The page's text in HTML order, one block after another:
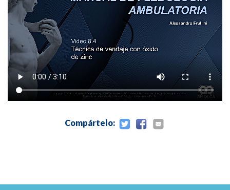
Compártelo:
14 -Ablación Térmica
15 -Ecoterapia (Hifu)
16 -Cierre Venoso Con Pegamento
17 -Cirugía De La Insuficiencia
18 -Tratamiento Láser De Las Telangiectasias